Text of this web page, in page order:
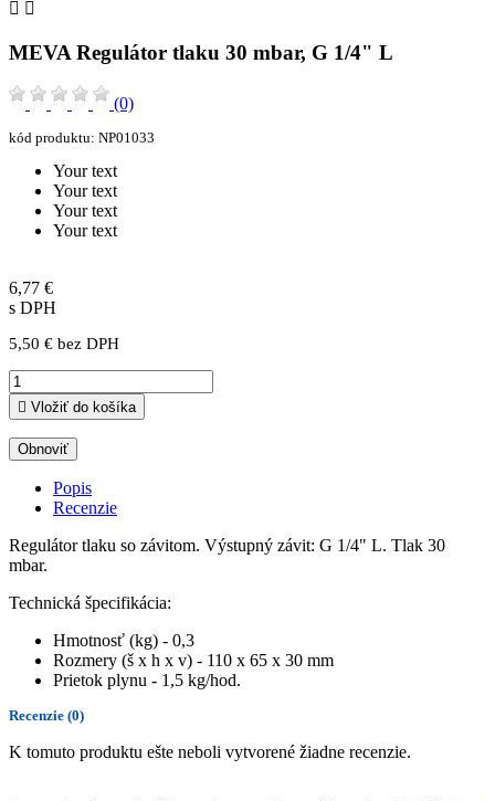
 
MEVA Regulátor tlaku 30 mbar, G 1/4" L
(0)
kód produktu: NP01033
Your text
Your text
Your text
Your text
6,77 €
s DPH
5,50 € bez DPH
 Vložiť do košíka
Popis
Recenzie
Regulátor tlaku so závitom. Výstupný závit: G 1/4" L. Tlak 30
mbar.
Technická špecifikácia:
Hmotnosť (kg) - 0,3
Rozmery (š x h x v) - 110 x 65 x 30 mm
Prietok plynu - 1,5 kg/hod.
Recenzie (0)
K tomuto produktu ešte neboli vytvorené žiadne recenzie.